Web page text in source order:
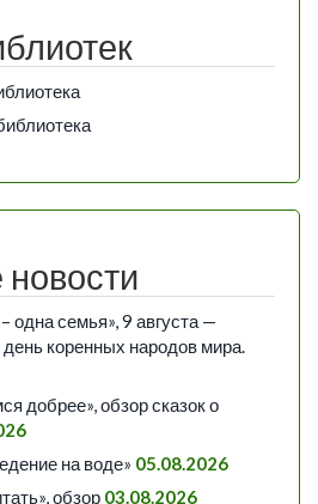
одна семья», 9 августа —
коренных народов мира.
добрее», обзор сказок о
на воде» 05.08.2026
обзор 03.08.2026